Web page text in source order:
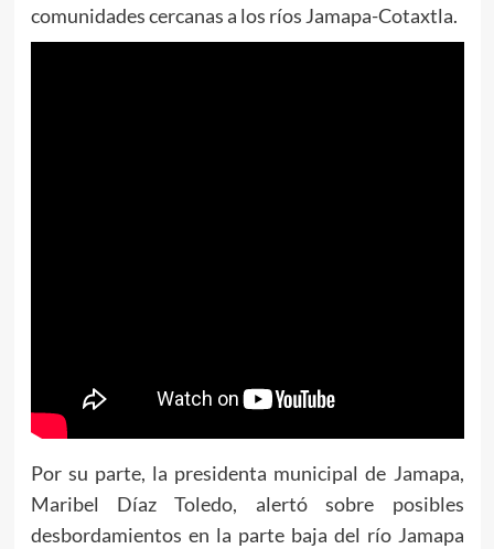
comunidades cercanas a los ríos Jamapa-Cotaxtla.
Por su parte, la presidenta municipal de Jamapa,
Maribel Díaz Toledo, alertó sobre posibles
desbordamientos en la parte baja del río Jamapa